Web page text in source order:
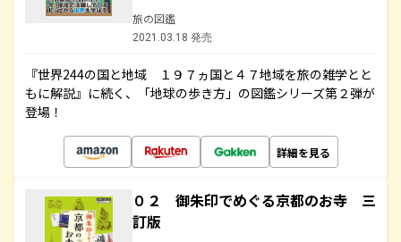
旅の図鑑
2021.03.18 発売
『世界244の国と地域 １９７ヵ国と４７地域を旅の雑学とと
もに解説』に続く、「地球の歩き方」の図鑑シリーズ第２弾が
登場！
詳細を見る
０２ 御朱印でめぐる京都のお寺 三
訂版